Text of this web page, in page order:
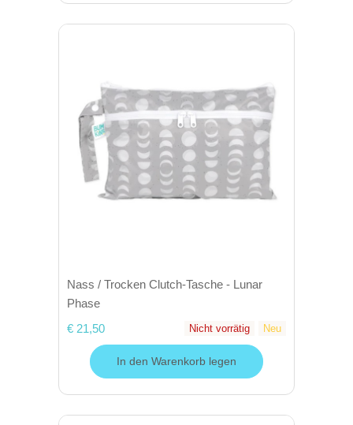
Nass / Trocken Clutch-Tasche - Lunar
Phase
€ 21,50
Nicht vorrätig Neu
In den Warenkorb legen